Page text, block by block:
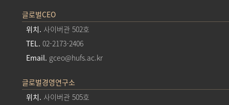
글로벌CEO
위치. 사이버관 502호
TEL. 02-2173-2406
Email. gceo@hufs.ac.kr
글로벌경영연구소
위치. 사이버관 505호